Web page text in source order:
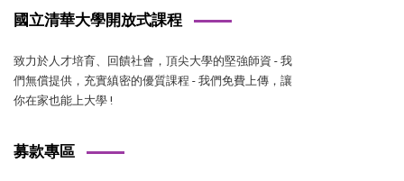
國立清華大學開放式課程
致力於人才培育、回饋社會，頂尖大學的堅強師資 - 我
們無償提供，充實縝密的優質課程 - 我們免費上傳，讓
你在家也能上大學 !
募款專區